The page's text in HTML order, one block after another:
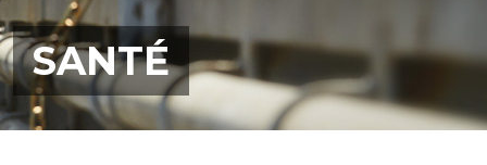
SANTÉ